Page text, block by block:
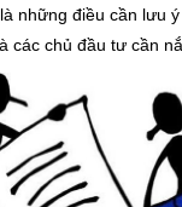
những điều cần lưu
các chủ đầu tư cần